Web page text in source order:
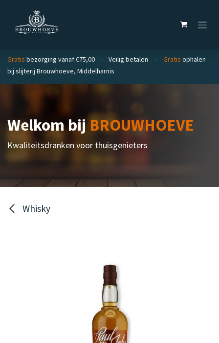
Gratis bezorging vanaf €75,00 - Veilig betalen - Gratis ophalen
bij slijterij Brouwhoeve, Middelharnis
Welkom bijBROUWHOEVE
Kwaliteitsdranken voor thuisgenieters
Whisky